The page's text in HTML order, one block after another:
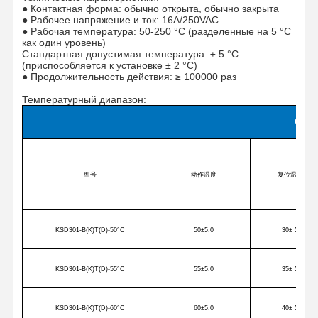
Страница
Продукция
Фабрика
● Контактная форма: обычно открыта, обычно закрыта
● Рабочее напряжение и ток: 16A/250VAC
● Рабочая температура: 50-250 °C (разделенные на 5 °C
как один уровень)
Стандартная допустимая температура: ± 5 °C
(приспособляется к установке ± 2 °C)
● Продолжительность действия: ≥ 100000 раз
Температурный диапазон:
型号 动作温度 复位温度
KSD301-B(K)T(D)-50°C 50±5.0 30± 5
KSD301-B(K)T(D)-55°C 55±5.0 35± 5
KSD301-B(K)T(D)-60°C 60±5.0 40± 5